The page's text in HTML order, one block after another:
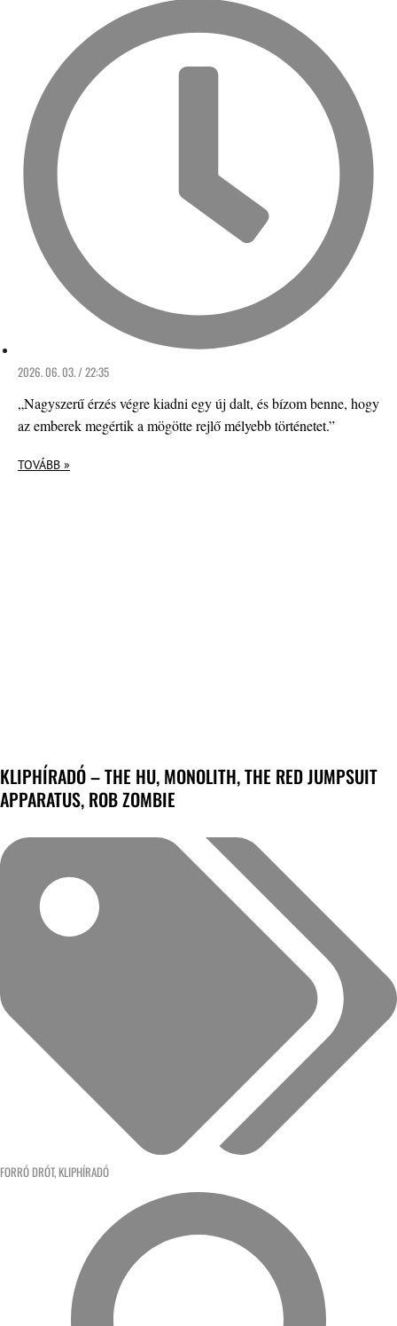
2026. 06. 03. / 22:35
„Nagyszerű érzés végre kiadni egy új dalt, és bízom benne, hogy
az emberek megértik a mögötte rejlő mélyebb történetet.”
TOVÁBB »
KLIPHÍRADÓ – THE HU, MONOLITH, THE RED JUMPSUIT
APPARATUS, ROB ZOMBIE
FORRÓ DRÓT, KLIPHÍRADÓ